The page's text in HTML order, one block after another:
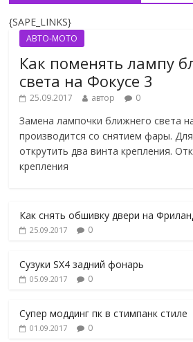
{SAPE_LINKS}
АВТО-МОТО
Как поменять лампу
света на Фокусе 3
25.09.2017 автор 0
Замена лампочки ближнего света
производится со снятием фары.
открутить два винта крепления.
крепления
Как снять обшивку двери на
25.09.2017 0
Сузуки SX4 задний фонарь
05.09.2017 0
Супер моддинг пк в стимпанк стиле
01.09.2017 0